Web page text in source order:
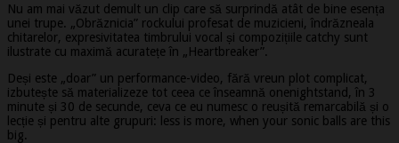
Nu am mai văzut demult un clip care să surprindă atât de bine esența
unei trupe. „Obrăznicia” rockului profesat de muzicieni, îndrăzneala
chitarelor, expresivitatea timbrului vocal și compozițiile catchy sunt
ilustrate cu maximă acuratețe în „Heartbreaker”.
Deși este „doar” un performance-video, fără vreun plot complicat,
izbutește să materializeze tot ceea ce înseamnă onenightstand, în 3
minute și 30 de secunde, ceva ce eu numesc o reușită remarcabilă și o
lecție și pentru alte grupuri: less is more, when your sonic balls are this
big.